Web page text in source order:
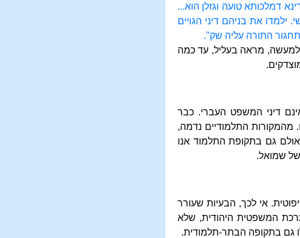
דמלכותא טועה וגזלן הוא...
את בניהם דיני הגויים
התורה עליה שק".
למעשה, מראה בעליל, עד כמה
דיני המשפט העברי. כבר
מהמקורות התלמודיים נדמה,
גם בתקופת התלמוד אנו
של שמואל.
אי לכך, הבעיות שעורר
המשפטית היהודית, שלא
גם בתקופה הבתר-תלמודית.